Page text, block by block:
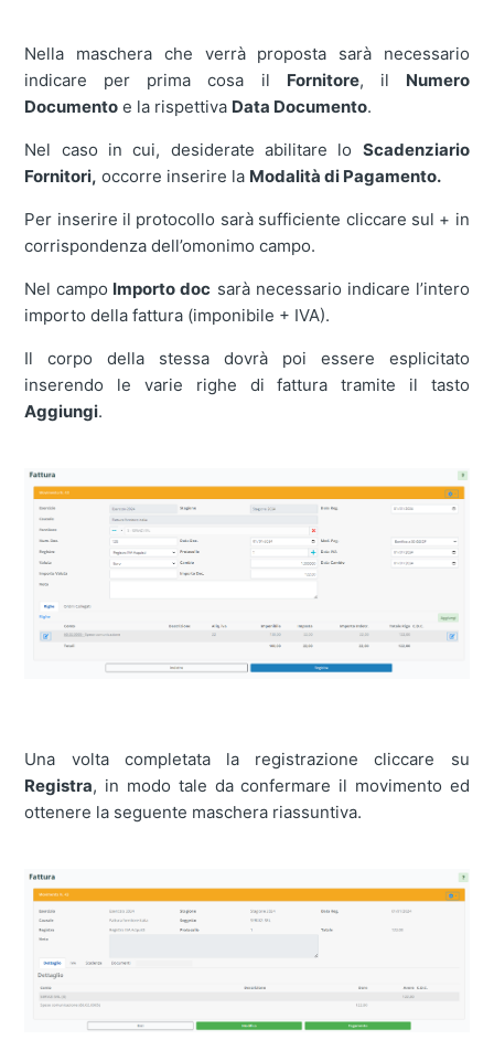
Nella maschera che verrà proposta sarà necessario
indicare per prima cosa il Fornitore, il Numero
Documento e la rispettiva Data Documento.
Nel caso in cui, desiderate abilitare lo Scadenziario
Fornitori, occorre inserire la Modalità di Pagamento.
Per inserire il protocollo sarà sufficiente cliccare sul + in
corrispondenza dell’omonimo campo.
Nel campo Importo doc sarà necessario indicare l’intero
importo della fattura (imponibile + IVA).
Il corpo della stessa dovrà poi essere esplicitato
inserendo le varie righe di fattura tramite il tasto
Aggiungi.
Una volta completata la registrazione cliccare su
Registra, in modo tale da confermare il movimento ed
ottenere la seguente maschera riassuntiva.